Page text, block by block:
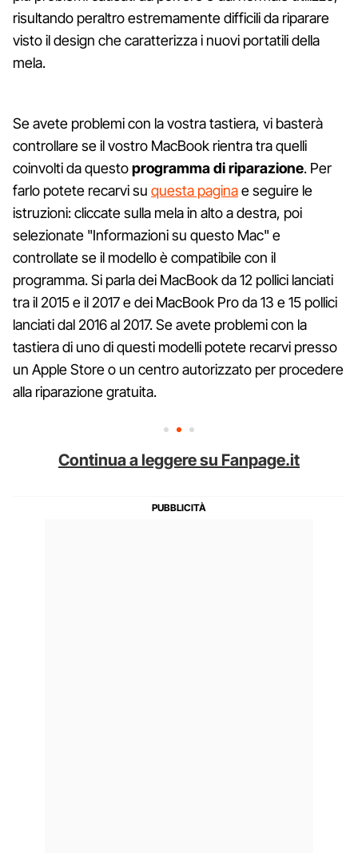
risultando peraltro estremamente difficili da riparare
visto il design che caratterizza i nuovi portatili della
mela.
Se avete problemi con la vostra tastiera, vi basterà
controllare se il vostro MacBook rientra tra quelli
coinvolti da questoprogramma di riparazione. Per
farlo potete recarvi su questa paginae seguire le
istruzioni: cliccate sulla mela in alto a destra, poi
selezionate "Informazioni su questo Mac" e
controllate se il modello è compatibile con il
programma. Si parla dei MacBook da 12 pollici lanciati
tra il 2015 e il 2017 e dei MacBook Pro da 13 e 15 pollici
lanciati dal 2016 al 2017. Se avete problemi con la
tastiera di uno di questi modelli potete recarvi presso
un Apple Store o un centro autorizzato per procedere
alla riparazione gratuita.
Continua a leggere su Fanpage.it